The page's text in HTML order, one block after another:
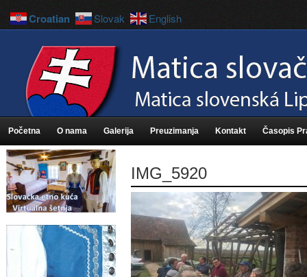
Početna O nama Galerija Preuzimanja Kontakt Časopis
IMG_5920
Croatian Slovak English